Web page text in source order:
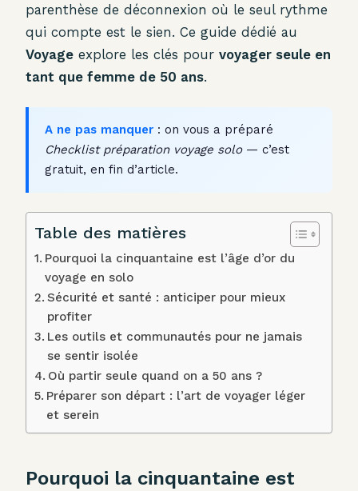
parenthèse de déconnexion où le seul rythme
qui compte est le sien. Ce guide dédié au
Voyage explore les clés pour voyager seule en
tant que femme de 50 ans.
A ne pas manquer : on vous a préparé
Checklist préparation voyage solo— c’est
gratuit, en fin d’article.
Table des matières
Pourquoi la cinquantaine est l’âge d’or du
voyage en solo
Sécurité et santé : anticiper pour mieux
profiter
Les outils et communautés pour ne jamais
se sentir isolée
Où partir seule quand on a 50 ans ?
Préparer son départ : l’art de voyager léger
et serein
Pourquoi la cinquantaine est